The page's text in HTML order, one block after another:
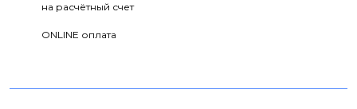
на расчётный счет
ONLINE оплата